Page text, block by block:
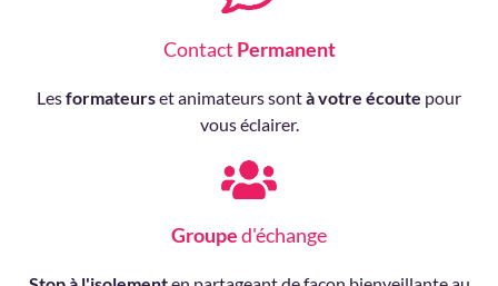
Contact Permanent
Lesformateurset animateurs sontà votre écoute pour
vous éclairer.
Grouped'échange